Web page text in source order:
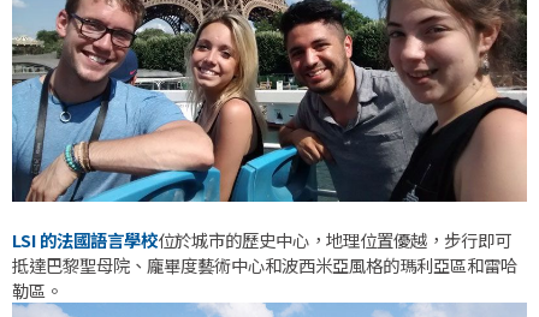
LSI 的法國語言學校位於城市的歷史中心，地理位置優越，步行即可
抵達巴黎聖母院、龐畢度藝術中心和波西米亞風格的瑪利亞區和雷哈
勒區。